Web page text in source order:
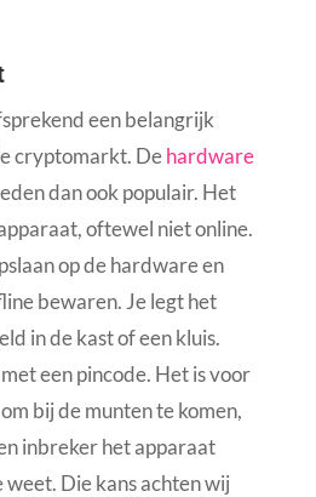
een belangrijk
cryptomarkt. Dehardware
dan ook populair. Het
oftewel niet online.
op de hardware en
bewaren. Je legt het
in de kast of een kluis.
een pincode. Het is voor
bij de munten te komen,
inbreker het apparaat
weet. Die kans achten wij